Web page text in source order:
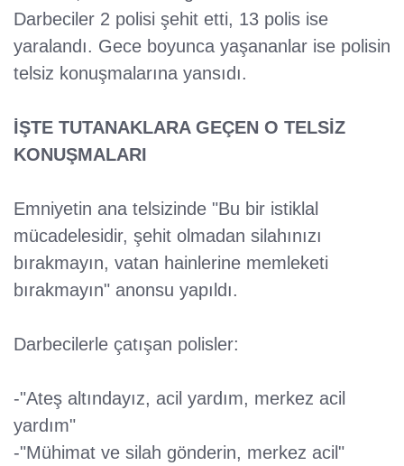
Darbeciler 2 polisi şehit etti, 13 polis ise
yaralandı. Gece boyunca yaşananlar ise polisin
telsiz konuşmalarına yansıdı.
İŞTE TUTANAKLARA GEÇEN O TELSİZ
KONUŞMALARI
Emniyetin ana telsizinde "Bu bir istiklal
mücadelesidir, şehit olmadan silahınızı
bırakmayın, vatan hainlerine memleketi
bırakmayın" anonsu yapıldı.
Darbecilerle çatışan polisler:
-"Ateş altındayız, acil yardım, merkez acil
yardım"
-"Mühimat ve silah gönderin, merkez acil"